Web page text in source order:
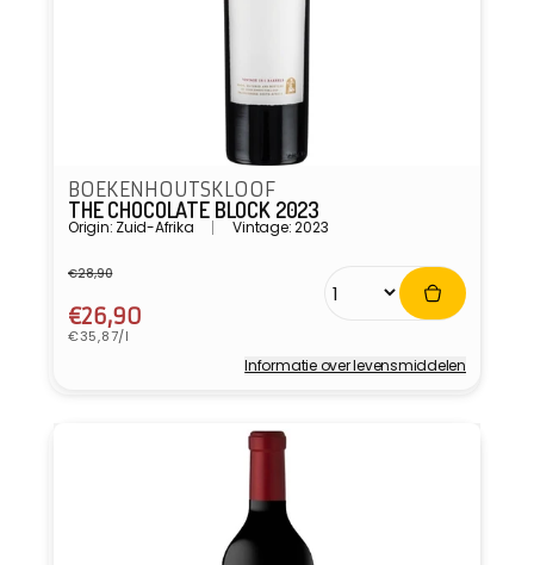
BOEKENHOUTSKLOOF
THE CHOCOLATE BLOCK 2023
Origin: Zuid-Afrika Vintage: 2023
Normale
prijs
€28,90
Aanbiedingsprijs
€26,90
Eenheidsprijs
€35,87/l
Informatie over levensmiddelen